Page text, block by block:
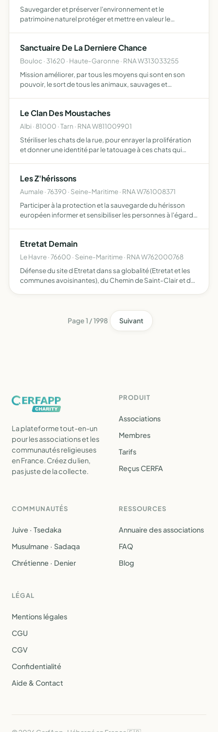
Sauvegarder et préserver l'environnement et le
patrimoine naturel protéger et mettre en valeur le
Léonard de Nobl…
Sanctuaire De La Derniere Chance
Bouloc · 31620 · Haute-Garonne · RNA W313033255
Mission améliorer, par tous les moyens qui sont en son
pouvoir, le sort de tous les animaux, sauvages et
par a…
Le Clan Des Moustaches
Albi · 81000 · Tarn · RNA W811009901
Stériliser les chats de la rue, pour enrayer la prolifération
et donner une identité par le tatouage à ces chats qui
Les Z'hérissons
Aumale · 76390 · Seine-Maritime · RNA W761008371
Participer à la protection et la sauvegarde du hérisson
européen informer et sensibiliser les personnes à l'égard
Etretat Demain
Le Havre · 76600 · Seine-Maritime · RNA W762000768
Défense du site d Etretat dans sa globalité (Etretat et les
communes avoisinantes), du Chemin de Saint-Clair et de
Page 1 / 1998 Suivant
La plateforme tout-en-un
pour les associations et les
communautés religieuses
en France. Créez du lien,
pas juste de la collecte.
PRODUIT
Associations
Membres
Tarifs
Reçus CERFA
COMMUNAUTÉS
Juive · Tsedaka
Musulmane · Sadaqa
Chrétienne · Denier
RESSOURCES
Annuaire des associations
FAQ
Blog
LÉGAL
Mentions légales
CGU
CGV
Confidentialité
Aide & Contact